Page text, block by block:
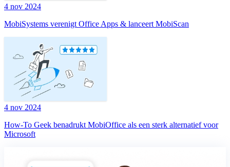
4 nov 2024
MobiSystems verenigt Office Apps & lanceert MobiScan
4 nov 2024
How-To Geek benadrukt MobiOffice als een sterk alternatief voor
Microsoft